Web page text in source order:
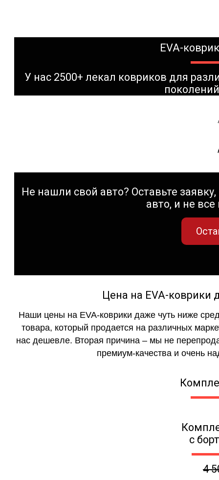
EVA-
У нас 2500+ лекал ковриков для
Не нашли свой авто? Оставьте
авто, и не все
Цена на EVA-коврики
Наши цены на EVA-коврики даже чуть ниже
товара, который продается на различных
нас дешевле. Вторая причина – мы не
премиум-качества и очень
с
4